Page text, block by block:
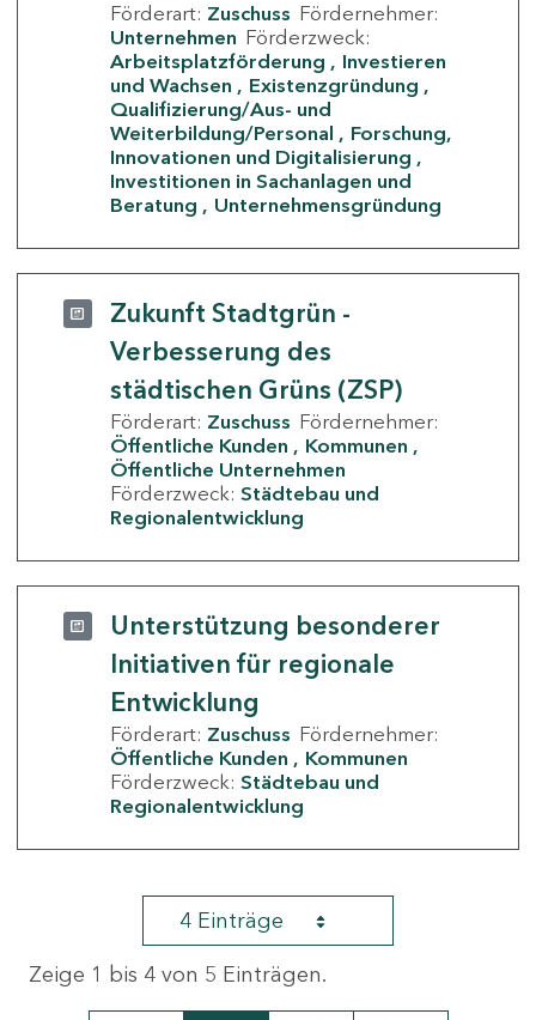
Förderart: Zuschuss Fördernehmer:
Unternehmen Förderzweck:
Arbeitsplatzförderung
Investieren
und Wachsen
Existenzgründung
Qualifizierung/Aus- und
Weiterbildung/Personal
Forschung,
Innovationen und Digitalisierung
Investitionen in Sachanlagen und
Beratung
Unternehmensgründung
Zukunft Stadtgrün -
Verbesserung des
städtischen Grüns (ZSP)
Förderart: Zuschuss Fördernehmer:
Öffentliche Kunden
Kommunen
Öffentliche Unternehmen
Förderzweck: Städtebau und
Regionalentwicklung
Unterstützung besonderer
Initiativen für regionale
Entwicklung
Förderart: Zuschuss Fördernehmer:
Öffentliche Kunden
Kommunen
Förderzweck: Städtebau und
Regionalentwicklung
4 Einträge
Zeige 1 bis 4 von 5 Einträgen.